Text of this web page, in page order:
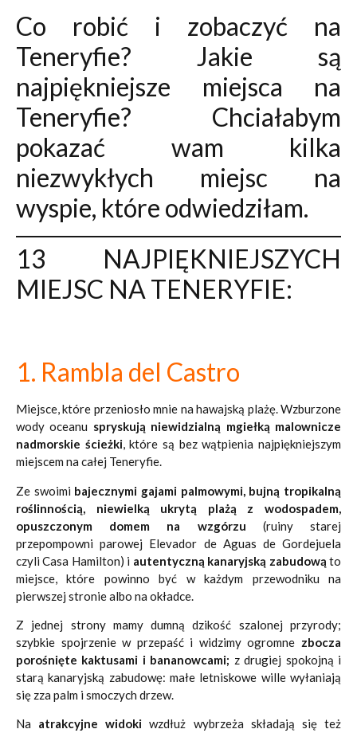
Co robić i zobaczyć na
Teneryfie? Jakie są
najpiękniejsze miejsca na
Teneryfie? Chciałabym
pokazać wam kilka
niezwykłych miejsc na
wyspie, które odwiedziłam.
13 NAJPIĘKNIEJSZYCH
MIEJSC NA TENERYFIE:
1. Rambla del Castro
Miejsce, które przeniosło mnie na hawajską plażę. Wzburzone
wody oceanu spryskują niewidzialną mgiełką malownicze
nadmorskie ścieżki, które są bez wątpienia najpiękniejszym
miejscem na całej Teneryfie.
Ze swoimi bajecznymi gajami palmowymi, bujną tropikalną
roślinnością, niewielką ukrytą plażą z wodospadem,
opuszczonym domem na wzgórzu (ruiny starej
przepompowni parowej Elevador de Aguas de Gordejuela
czyli Casa Hamilton) i autentyczną kanaryjską zabudową to
miejsce, które powinno być w każdym przewodniku na
pierwszej stronie albo na okładce.
Z jednej strony mamy dumną dzikość szalonej przyrody;
szybkie spojrzenie w przepaść i widzimy ogromne zbocza
porośnięte kaktusami i bananowcami; z drugiej spokojną i
starą kanaryjską zabudowę: małe letniskowe wille wyłaniają
się zza palm i smoczych drzew.
Na atrakcyjne widoki wzdłuż wybrzeża składają się też